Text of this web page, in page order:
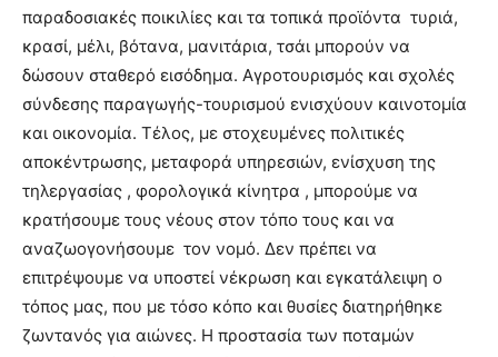
παραδοσιακές ποικιλίες και τα τοπικά προϊόντα τυριά,
κρασί, μέλι, βότανα, μανιτάρια, τσάι μπορούν να
δώσουν σταθερό εισόδημα. Αγροτουρισμός και σχολές
σύνδεσης παραγωγής-τουρισμού ενισχύουν καινοτομία
και οικονομία. Τέλος, με στοχευμένες πολιτικές
αποκέντρωσης, μεταφορά υπηρεσιών, ενίσχυση της
τηλεργασίας , φορολογικά κίνητρα , μπορούμε να
κρατήσουμε τους νέους στον τόπο τους και να
αναζωογονήσουμε τον νομό. Δεν πρέπει να
επιτρέψουμε να υποστεί νέκρωση και εγκατάλειψη ο
τόπος μας, που με τόσο κόπο και θυσίες διατηρήθηκε
ζωντανός για αιώνες. Η προστασία των ποταμών